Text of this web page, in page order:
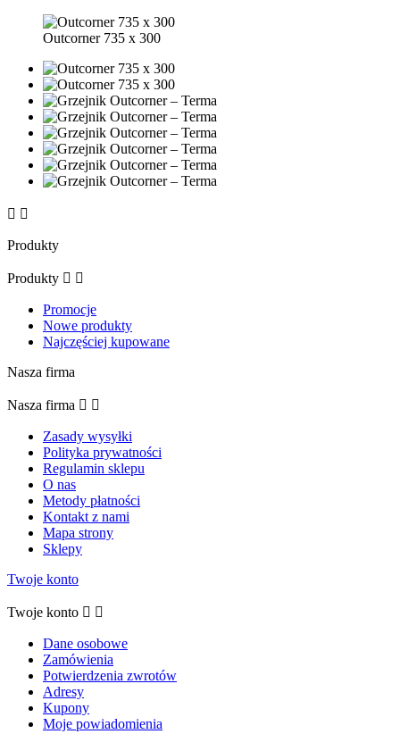
Outcorner 735 x 300
 
Produkty
Produkty  
Promocje
Nowe produkty
Najczęściej kupowane
Nasza firma
Nasza firma  
Zasady wysyłki
Polityka prywatności
Regulamin sklepu
O nas
Metody płatności
Kontakt z nami
Mapa strony
Sklepy
Twoje konto
Twoje konto  
Dane osobowe
Zamówienia
Potwierdzenia zwrotów
Adresy
Kupony
Moje powiadomienia